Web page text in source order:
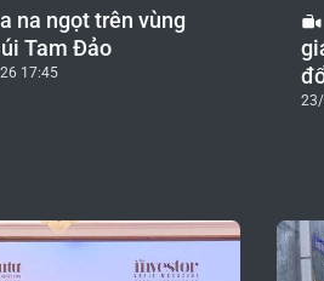
na ngọt trên vùng
Tam Đảo
17:45